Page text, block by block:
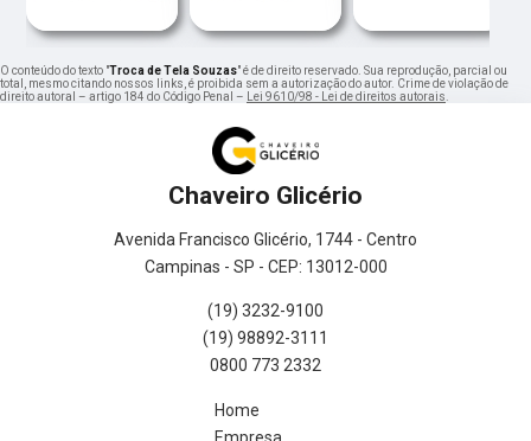
O conteúdo do texto "Troca de Tela Souzas" é de direito reservado. Sua reprodução, parcial ou
total, mesmo citando nossos links, é proibida sem a autorização do autor. Crime de violação de
direito autoral – artigo 184 do Código Penal –
Lei 9610/98 - Lei de direitos autorais
Chaveiro Glicério
Avenida Francisco Glicério, 1744 - Centro
Campinas - SP - CEP: 13012-000
(19) 3232-9100
(19) 98892-3111
0800 773 2332
Home